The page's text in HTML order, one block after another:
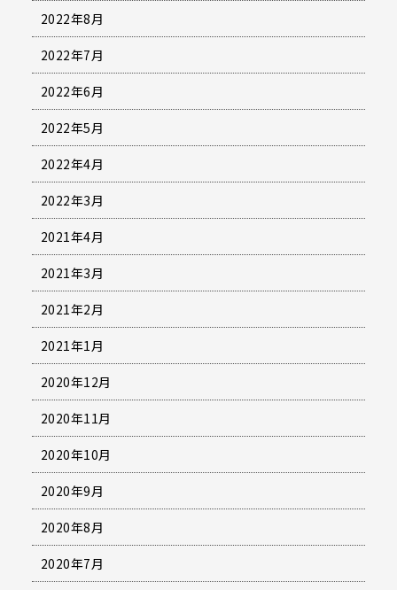
2022年8月
2022年7月
2022年6月
2022年5月
2022年4月
2022年3月
2021年4月
2021年3月
2021年2月
2021年1月
2020年12月
2020年11月
2020年10月
2020年9月
2020年8月
2020年7月